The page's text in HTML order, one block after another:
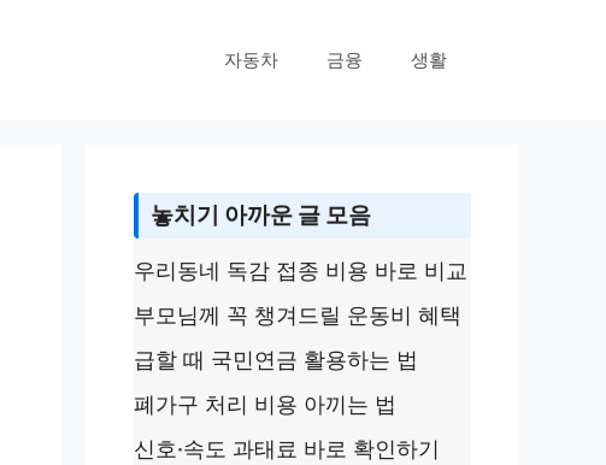
자동차 금융 생활
놓치기 아까운 글 모음
우리동네 독감 접종 비용 바로 비교
부모님께 꼭 챙겨드릴 운동비 혜택
급할 때 국민연금 활용하는 법
폐가구 처리 비용 아끼는 법
신호·속도 과태료 바로 확인하기